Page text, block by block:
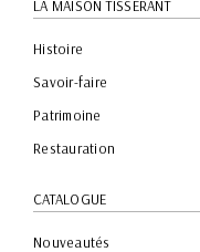
LA MAISON TISSERANT
Histoire
Savoir-faire
Patrimoine
Restauration
CATALOGUE
Nouveautés